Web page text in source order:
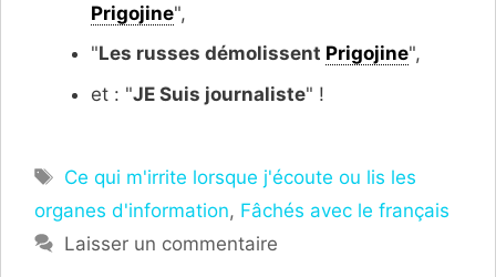
Prigojine",
"Les russes démolissent Prigojine",
et : "JE Suis journaliste" !
Étiquettes
Ce qui m'irrite lorsque j'écoute ou lis les
organes d'information, Fâchés avec le français
Laisser un commentaire